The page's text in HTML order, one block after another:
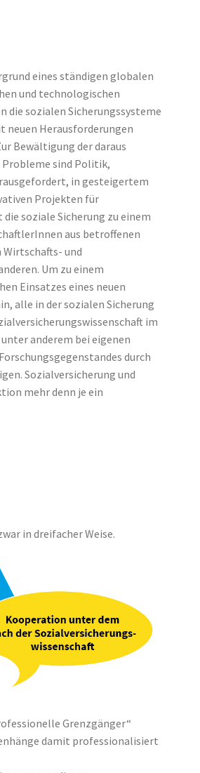
eines ständigen globalen
und technologischen
die sozialen Sicherungssysteme
neuen Herausforderungen
Bewältigung der daraus
sind Politik,
in gesteigertem
Projekten für
soziale Sicherung zu einem
aus betroffenen
Wirtschafts- und
Um zu einem
Einsatzes eines neuen
alle in der sozialen Sicherung
im
anderem bei eigenen
durch
Sozialversicherung und
mehr denn je ein
in dreifacher Weise.
Grenzgänger“
damit professionalisiert